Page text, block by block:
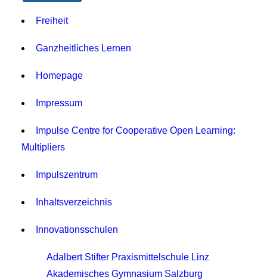
Freiheit
Ganzheitliches Lernen
Homepage
Impressum
Impulse Centre for Cooperative Open Learning:
Multipliers
Impulszentrum
Inhaltsverzeichnis
Innovationsschulen
Adalbert Stifter Praxismittelschule Linz
Akademisches Gymnasium Salzburg